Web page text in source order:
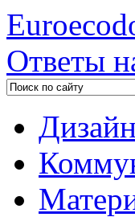
Ответы